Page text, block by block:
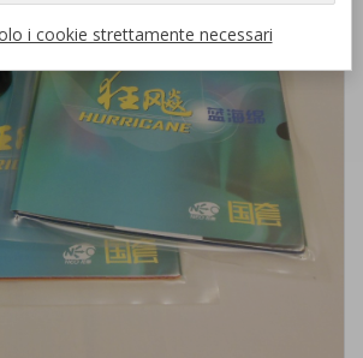
i cookie strettamente necessari